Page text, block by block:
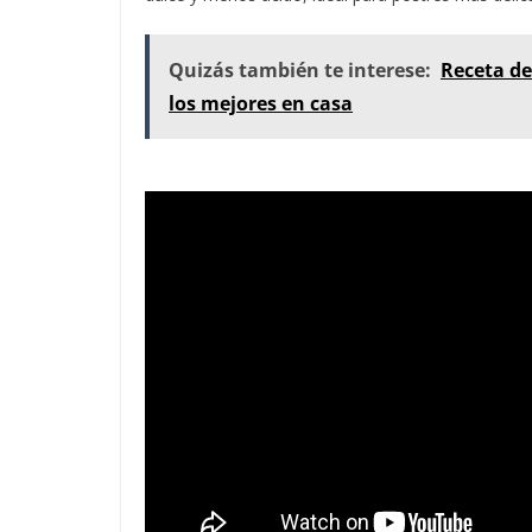
Quizás también te interese: Receta
los mejores en casa